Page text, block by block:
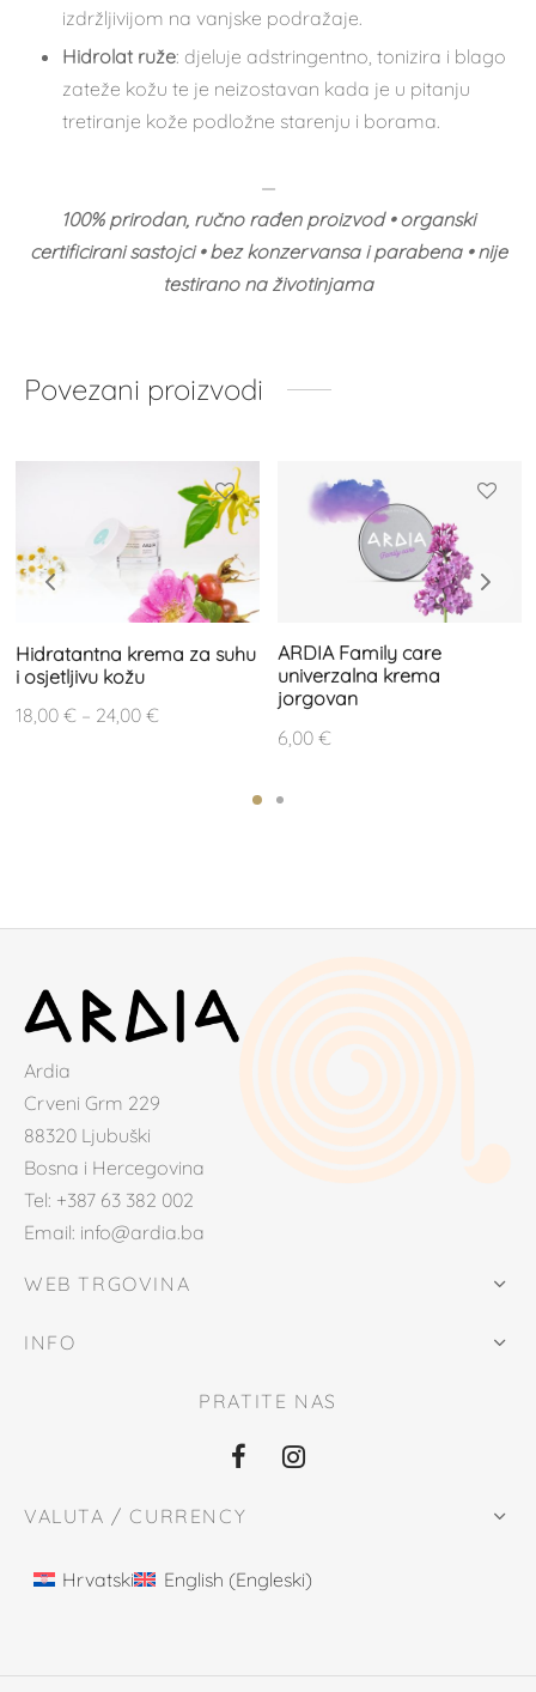
izdržljivijom na vanjske podražaje.
Hidrolat ruže: djeluje adstringentno, tonizira i blago
zateže kožu te je neizostavan kada je u pitanju
tretiranje kože podložne starenju i borama.
—
100% prirodan, ručno rađen proizvod • organski
certificirani sastojci • bez konzervansa i parabena • nije
testirano na životinjama
Povezani proizvodi
Hidratantna krema za suhu
i osjetljivu kožu
18,00 € – 24,00 €Raspon
ARDIA Family care
univerzalna krema
jorgovan
6,00 €
Ardia
Crveni Grm 229
88320 Ljubuški
Bosna i Hercegovina
Tel: +387 63 382 002
Email: info@ardia.ba
WEB TRGOVINA
INFO
PRATITE NAS
VALUTA / CURRENCY
Hrvatski English (Engleski)